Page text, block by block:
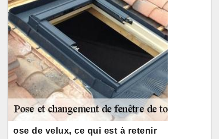
ose de velux, ce qui est à retenir